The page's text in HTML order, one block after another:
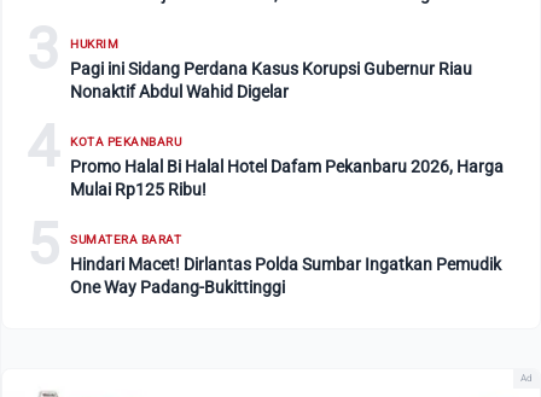
3 HUKRIM
Pagi ini Sidang Perdana Kasus Korupsi Gubernur Riau
Nonaktif Abdul Wahid Digelar
4 KOTA PEKANBARU
Promo Halal Bi Halal Hotel Dafam Pekanbaru 2026, Harga
Mulai Rp125 Ribu!
5 SUMATERA BARAT
Hindari Macet! Dirlantas Polda Sumbar Ingatkan Pemudik
One Way Padang-Bukittinggi
Ad